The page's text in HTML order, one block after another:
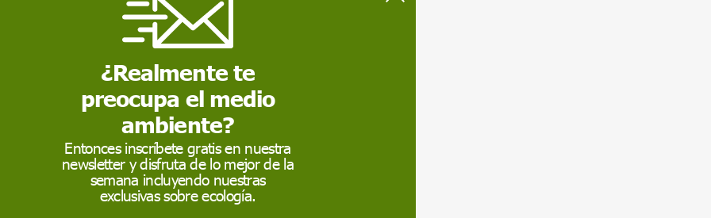
de la Unión Europea permitieron a
que los de gasolina. Igualmente,
dieselgateson 37 millones de
en las carreteras europeas.
y concertada en toda la Unión Europea
de emitir humos tóxicos por otros diez
como fuente preferida de Google
¿Realmente te
preocupa el medio
ambiente?
Entonces inscríbete gratis en nuestra
newsletter y disfruta de lo mejor de la
semana incluyendo nuestras
exclusivas sobre ecología.